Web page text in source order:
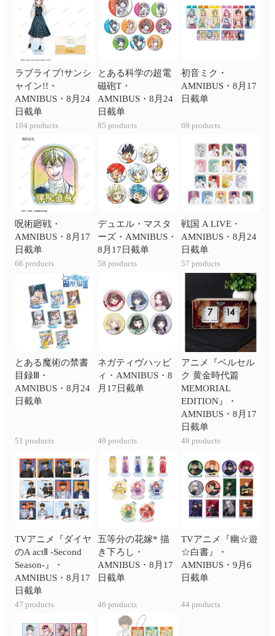
ラブライブ!サンシ
ャイン!!・
AMNIBUS・8月24
日截单
104 products
とある科学の超電
磁砲T・
AMNIBUS・8月24
日截单
85 products
初音ミク・
AMNIBUS・8月17
日截单
69 products
呪術廻戦・
AMNIBUS・8月17
日截单
66 products
デュエル・マスタ
ーズ・AMNIBUS・
8月17日截单
58 products
戦国 A LIVE・
AMNIBUS・8月24
日截单
57 products
とある魔術の禁書
目録Ⅲ・
AMNIBUS・8月24
日截单
51 products
ネガティヴハッピ
ィ・AMNIBUS・8
月17日截单
49 products
アニメ『ベルセル
ク 黄金時代篇
MEMORIAL
EDITION』・
AMNIBUS・8月17
日截单
48 products
TVアニメ『ダイヤ
のA actⅡ -Second
Season-』・
AMNIBUS・8月17
日截单
47 products
五等分の花嫁* 描
き下ろし・
AMNIBUS・8月17
日截单
46 products
TVアニメ『幽☆遊
☆白書』・
AMNIBUS・9月6
日截单
44 products